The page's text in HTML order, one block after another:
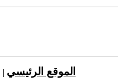
الموقع الرئيسي